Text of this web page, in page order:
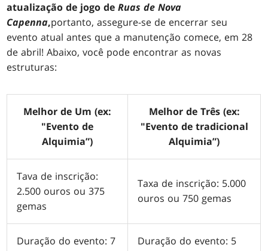
atualização de jogo deRuas de Nova
Capenna,portanto, assegure-se de encerrar seu
evento atual antes que a manutenção comece, em 28
de abril! Abaixo, você pode encontrar as novas
estruturas:
Melhor de Um (ex:
"Evento de
Alquimia”)
Melhor de Três (ex:
"Evento de tradicional
Alquimia”)
Tava de inscrição:
2.500 ouros ou 375
gemas
Taxa de inscrição: 5.000
ouros ou 750 gemas
Duração do evento: 7
Duração do evento: 5